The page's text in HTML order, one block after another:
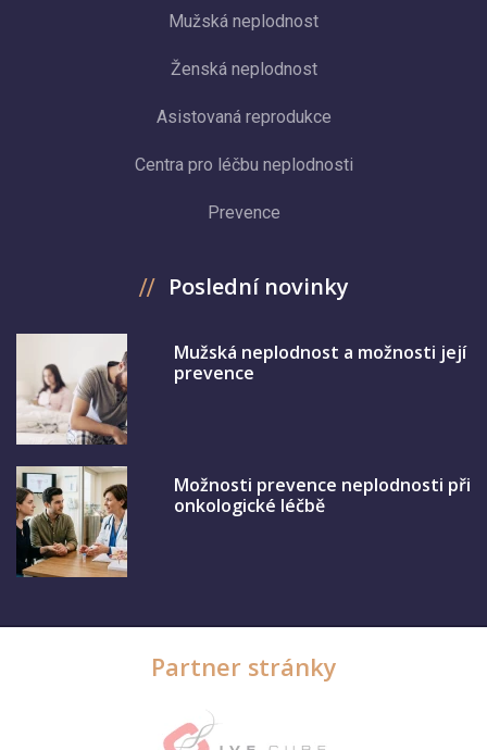
Mužská neplodnost
Ženská neplodnost
Asistovaná reprodukce
Centra pro léčbu neplodnosti
Prevence
Poslední novinky
Mužská neplodnost a možnosti její
prevence
Možnosti prevence neplodnosti při
onkologické léčbě
Partner stránky